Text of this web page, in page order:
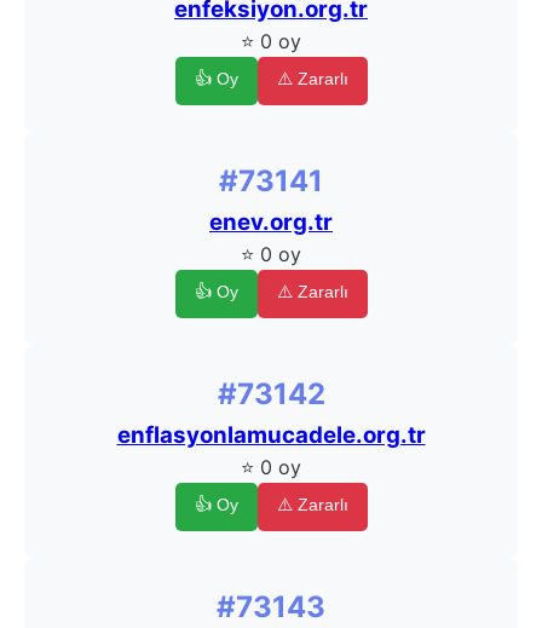
enfeksiyon.org.tr
⭐ 0 oy
👍 Oy ⚠️ Zararlı
#73141
enev.org.tr
⭐ 0 oy
👍 Oy ⚠️ Zararlı
#73142
enflasyonlamucadele.org.tr
⭐ 0 oy
👍 Oy ⚠️ Zararlı
#73143